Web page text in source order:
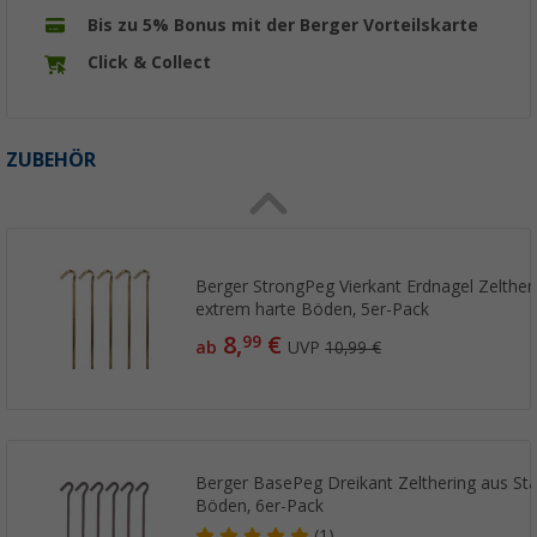
Bis zu 5% Bonus mit der Berger Vorteilskarte
Click & Collect
ZUBEHÖR
Berger StrongPeg Vierkant Erdnagel
extrem harte Böden, 5er-Pack
ab 8,99 € UVP10,99 €
Berger BasePeg Dreikant Zelthering aus
Böden, 6er-Pack